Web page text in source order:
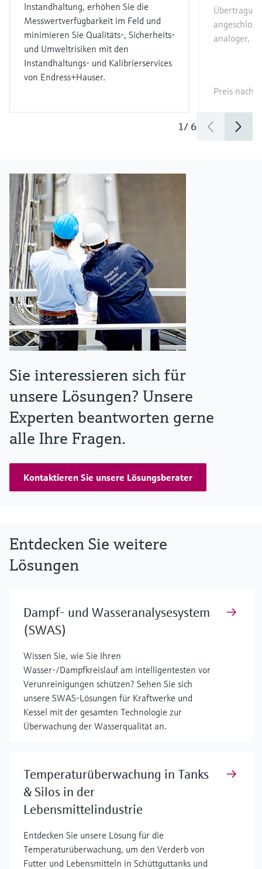
Instandhaltung, erhöhen Sie die
Messwertverfügbarkeit im Feld und
minimieren Sie Qualitäts-, Sicherheits-
und Umweltrisiken mit den
Instandhaltungs- und Kalibrierservices
von Endress+Hauser.
analoger,
Preis nach
1/ 6
Sie interessieren sich für
unsere Lösungen? Unsere
Experten beantworten gerne
alle Ihre Fragen.
Kontaktieren Sie unsere Lösungsberater
Entdecken Sie weitere
Lösungen
Dampf- und Wasseranalysesystem
(SWAS)
Wissen Sie, wie Sie Ihren
Wasser-/Dampfkreislauf am intelligentesten vor
Verunreinigungen schützen? Sehen Sie sich
unsere SWAS-Lösungen für Kraftwerke und
Kessel mit der gesamten Technologie zur
Überwachung der Wasserqualität an.
Temperaturüberwachung in Tanks
& Silos in der
Lebensmittelindustrie
Entdecken Sie unsere Lösung für die
Temperaturüberwachung, um den Verderb von
Futter und Lebensmitteln in Schüttguttanks und